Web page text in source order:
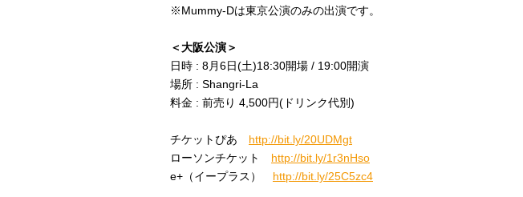
※Mummy-Dは東京公演のみの出演です。
＜大阪公演＞
日時 : 8月6日(土)18:30開場 / 19:00開演
場所 : Shangri-La
料金 : 前売り 4,500円(ドリンク代別)
チケットぴあ http://bit.ly/20UDMgt
ローソンチケット http://bit.ly/1r3nHso
e+（イープラス） http://bit.ly/25C5zc4